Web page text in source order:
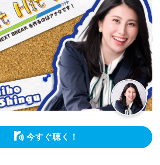
今すぐ聴く！